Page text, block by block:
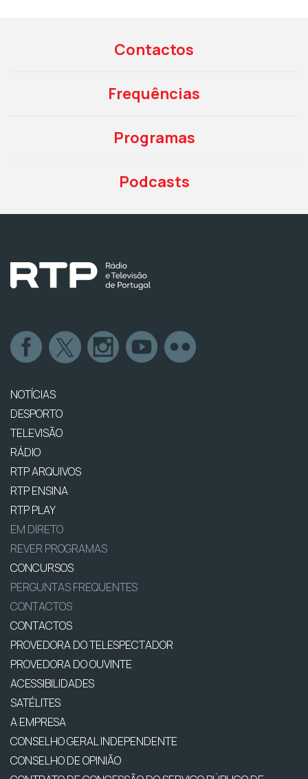
Contactos
Frequências
Programas
Podcasts
NOTÍCIAS
DESPORTO
TELEVISÃO
RÁDIO
RTP ARQUIVOS
RTP ENSINA
RTP PLAY
EM DIRETO
REVER PROGRAMAS
CONCURSOS
PERGUNTAS FREQUENTES
CONTACTOS
CONTACTOS
PROVEDORA DO TELESPECTADOR
PROVEDORA DO OUVINTE
ACESSIBILIDADES
SATÉLITES
A EMPRESA
CONSELHO GERAL INDEPENDENTE
CONSELHO DE OPINIÃO